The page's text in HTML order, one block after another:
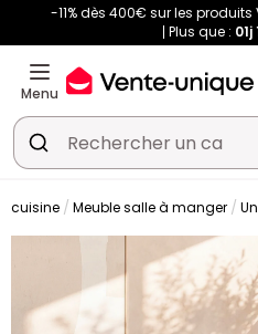
-11% dès 400€ sur les
Plus que : 01j
Menu
cuisine Meuble salle à manger